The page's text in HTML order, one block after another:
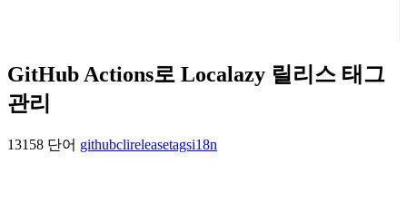
GitHub Actions로 Localazy 릴리스 태그
관리
13158 단어 githubclireleasetagsi18n